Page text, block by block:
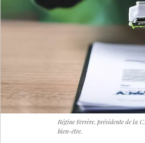
Régine Ferrère, présidente de la
bien-être.